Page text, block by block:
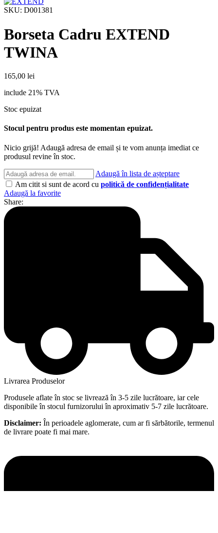
SKU: D001381
Borseta Cadru EXTEND
TWINA
165,00 lei
include 21% TVA
Stoc epuizat
Stocul pentru produs este momentan epuizat.
Nicio grijă! Adaugă adresa de email și te vom anunța imediat ce
produsul revine în stoc.
Adaugă în lista de așteptare
Am citit si sunt de acord cu politică de confidențialitate
Adaugă la favorite
Share:
Livrarea Produselor
Produsele aflate în stoc se livrează în 3-5 zile lucrătoare, iar cele
disponibile în stocul furnizorului în aproximativ 5-7 zile lucrătoare.
Disclaimer: În perioadele aglomerate, cum ar fi sărbătorile, termenul
de livrare poate fi mai mare.